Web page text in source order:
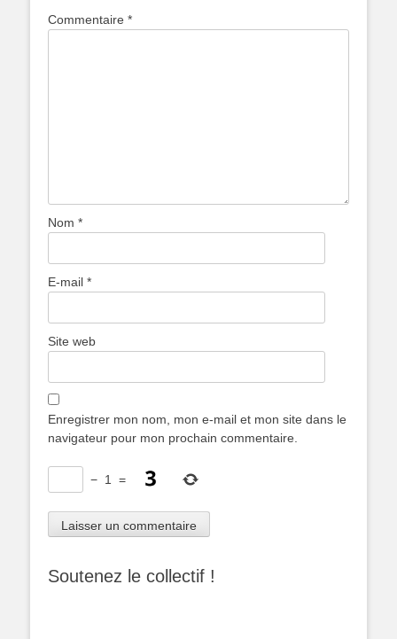
Commentaire *
Nom *
E-mail *
Site web
Enregistrer mon nom, mon e-mail et mon site dans le
navigateur pour mon prochain commentaire.
− 1 =
Soutenez le collectif !